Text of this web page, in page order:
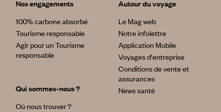
Nos engagements
100% carbone absorbé
Tourisme responsable
Agir pour un Tourisme
responsable
Qui sommes-nous ?
Où nous trouver ?
Autour du voyage
Le Mag web
Notre infolettre
Application Mobile
Voyages d'entreprise
Conditions de vente et
assurances
News santé